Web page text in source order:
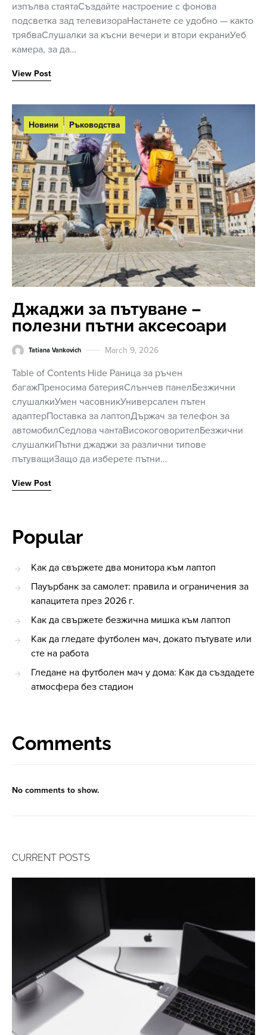
изпълва стаятаСъздайте настроение с фонова
подсветка зад телевизораНастанете се удобно — както
трябваСлушалки за късни вечери и втори екраниУеб
камера, за да…
View Post
Новини Ръководства
Джаджи за пътуване –
полезни пътни аксесоари
Tatiana Vankovich March 9, 2026
Table of Contents Hide Раница за ръчен
багажПреносима батерияСлънчев панелБезжични
слушалкиУмен часовникУниверсален пътен
адаптерПоставка за лаптопДържач за телефон за
автомобилСедлова чантаВисокоговорителБезжични
слушалкиПътни джаджи за различни типове
пътуващиЗащо да изберете пътни…
View Post
Popular
Как да свържете два монитора към лаптоп
Пауърбанк за самолет: правила и ограничения за
капацитета през 2026 г.
Как да свържете безжична мишка към лаптоп
Как да гледате футболен мач, докато пътувате или
сте на работа
Гледане на футболен мач у дома: Как да създадете
атмосфера без стадион
Comments
No comments to show.
CURRENT POSTS